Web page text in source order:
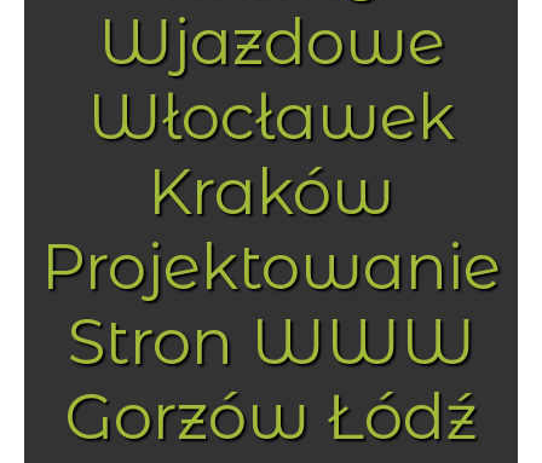
Wjazdowe
Włocławek
Kraków
Projektowanie
Stron WWW
Gorzów Łódź